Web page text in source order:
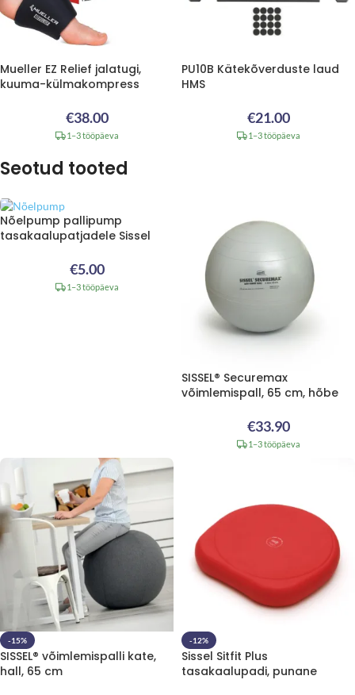
Mueller EZ Relief jalatugi,
kuuma-külmakompress
€38.00
1–3 tööpäeva
PU10B Kätekõverduste laud
HMS
€21.00
1–3 tööpäeva
Seotud tooted
Nõelpump pallipump
tasakaalupatjadele Sissel
€5.00
1–3 tööpäeva
SISSEL® Securemax
võimlemispall, 65 cm, hõbe
€33.90
1–3 tööpäeva
-15%
SISSEL® võimlemispalli kate,
hall, 65 cm
-12%
Sissel Sitfit Plus
tasakaalupadi, punane